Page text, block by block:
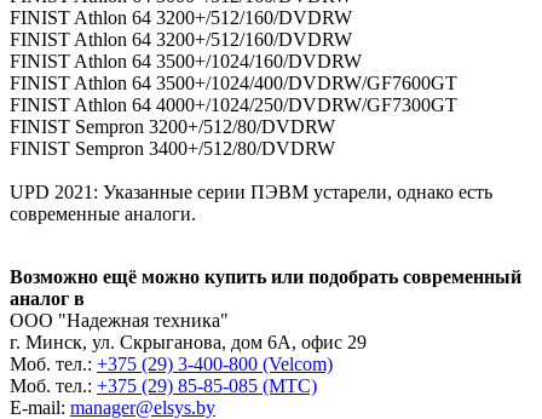
FINIST Athlon 64 3200+/512/160/DVDRW
FINIST Athlon 64 3200+/512/160/DVDRW
FINIST Athlon 64 3500+/1024/160/DVDRW
FINIST Athlon 64 3500+/1024/400/DVDRW/GF7600GT
FINIST Athlon 64 4000+/1024/250/DVDRW/GF7300GT
FINIST Sempron 3200+/512/80/DVDRW
FINIST Sempron 3400+/512/80/DVDRW
UPD 2021: Указанные серии ПЭВМ устарели, однако есть
современные аналоги.
Возможно ещё можно купить или подобрать современный
аналог в
ООО "Надежная техника"
г. Минск, ул. Скрыганова, дом 6А, офис 29
Моб. тел.: +375 (29) 3-400-800 (Velcom)
Моб. тел.: +375 (29) 85-85-085 (МТС)
Е-mail: manager@elsys.by